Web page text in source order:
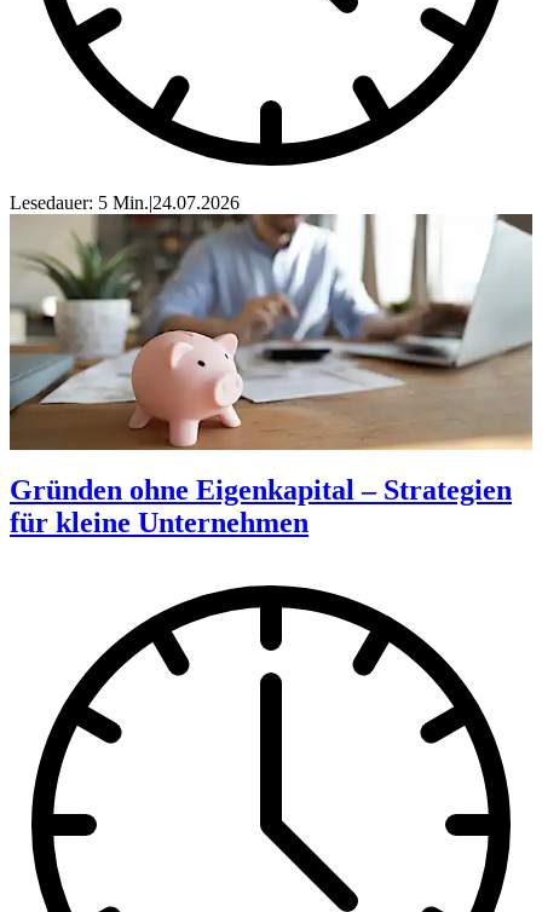
Lesedauer: 5 Min.|24.07.2026
Gründen ohne Eigenkapital – Strategien
für kleine Unternehmen